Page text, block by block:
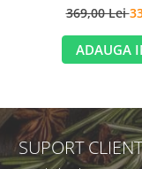
369,00 Lei
ADAUGA
SUPORT